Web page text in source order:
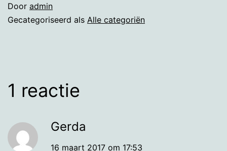
Door admin
Gecategoriseerd als Alle categoriën
1 reactie
Gerda
16 maart 2017 om 17:53